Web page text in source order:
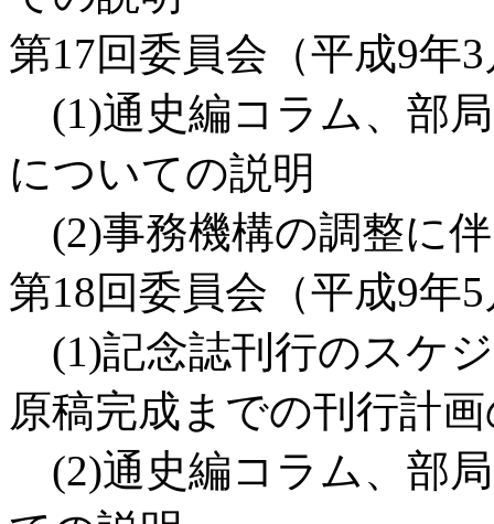
第17回委員会（平成9年
(1)通史編コラム、部
についての説明
(2)事務機構の調整に
第18回委員会（平成9年
(1)記念誌刊行のスケ
原稿完成までの刊行計
(2)通史編コラム、部